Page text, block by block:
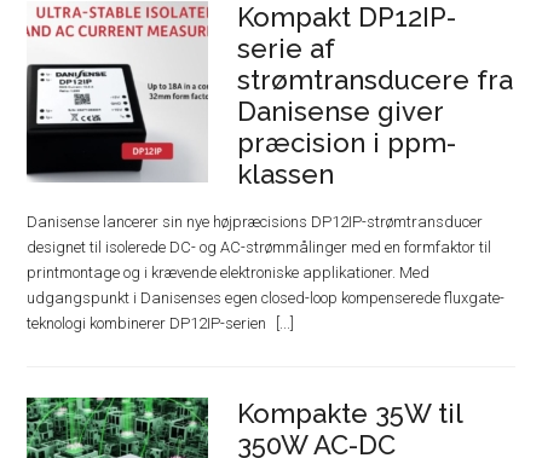
Kompakt DP12IP-
serie af
strømtransducere fra
Danisense giver
præcision i ppm-
klassen
Danisense lancerer sin nye højpræcisions DP12IP-strømtransducer
designet til isolerede DC- og AC-strømmålinger med en formfaktor til
printmontage og i krævende elektroniske applikationer. Med
udgangspunkt i Danisenses egen closed-loop kompenserede fluxgate-
teknologi kombinerer DP12IP-serien
Kompakte 35W til
350W AC-DC